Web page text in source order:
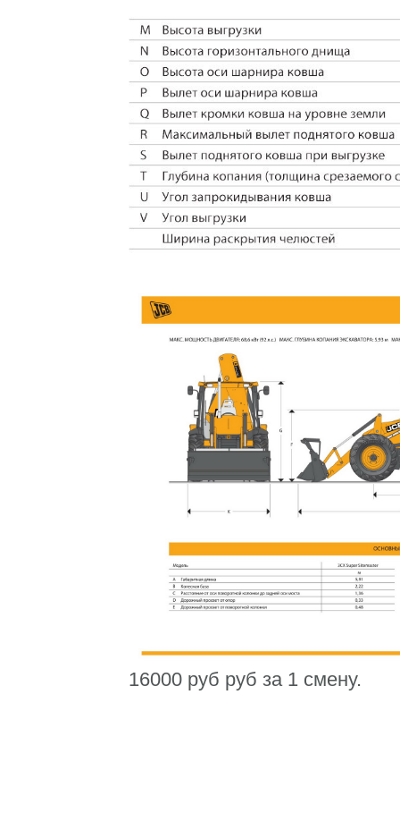
16000 руб руб за 1 смену.